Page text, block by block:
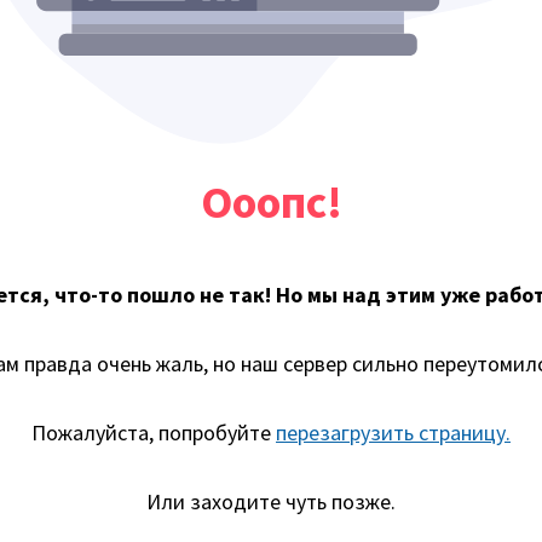
Ооопс!
что-то пошло не так! Но мы над этим уже
правда очень жаль, но наш сервер сильно
Пожалуйста, попробуйте перезагрузить страницу.
Или заходите чуть позже.